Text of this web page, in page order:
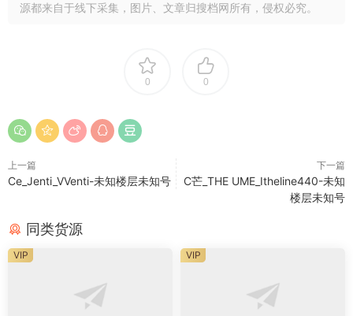
源都来自于线下采集，图片、文章归搜档网所有，侵权必究。
0 0
上一篇
Ce_Jenti_VVenti-未知楼层未知号
下一篇
C芒_THE UME_Itheline440-未知
楼层未知号
同类货源
VIP VIP